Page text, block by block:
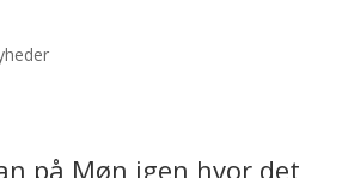
på Møn igen hvor det